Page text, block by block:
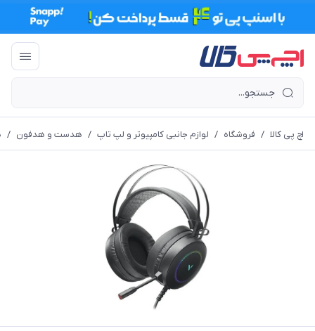
اچ پی کالا / فروشگاه / لوازم جانبی کامپیوتر و لپ تاپ / هدست و هدفون /